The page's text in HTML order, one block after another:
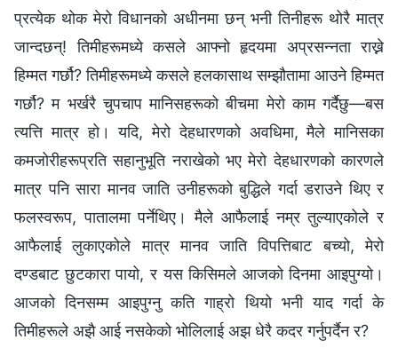
प्रत्येक थोक मेरो विधानको अधीनमा छन् भनी तिनीहरू थोरै मात्र
जान्दछन्! तिमीहरूमध्ये कसले आफ्नो हृदयमा अप्रसन्नता राख्ने
हिम्मत गर्छौ? तिमीहरूमध्ये कसले हलकासाथ सम्झौतामा आउने हिम्मत
गर्छौ? म भर्खरै चुपचाप मानिसहरूको बीचमा मेरो काम गर्दैछु—बस
त्यत्ति मात्र हो। यदि, मेरो देहधारणको अवधिमा, मैले मानिसका
कमजोरीहरूप्रति सहानुभूति नराखेको भए मेरो देहधारणको कारणले
मात्र पनि सारा मानव जाति उनीहरूको बुद्धिले गर्दा डराउने थिए र
फलस्वरूप, पातालमा पर्नेथिए। मैले आफैलाई नम्र तुल्याएकोले र
आफैलाई लुकाएकोले मात्र मानव जाति विपत्तिबाट बच्यो, मेरो
दण्डबाट छुटकारा पायो, र यस किसिमले आजको दिनमा आइपुग्यो।
आजको दिनसम्म आइपुग्‍नु कति गाह्रो थियो भनी याद गर्दा के
तिमीहरूले अझै आई नसकेको भोलिलाई अझ धेरै कदर गर्नुपर्दैन र?